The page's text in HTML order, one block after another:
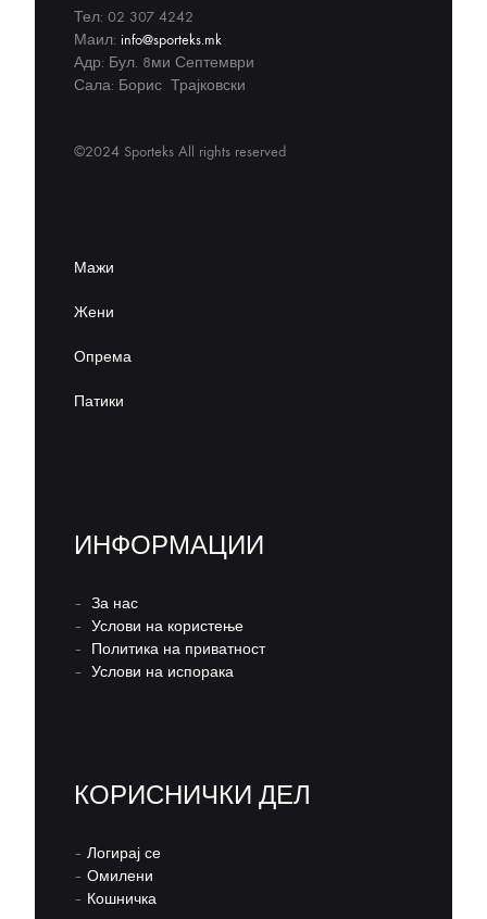
Тел: 02 307 4242
Маил: info@sporteks.mk
Адр: Бул. 8ми Септември
Сала: Борис Трајковски
©2024 Sporteks All rights reserved
Мажи
Жени
Опрема
Патики
ИНФОРМАЦИИ
– За нас
– Услови на користење
– Политика на приватност
– Услови на испорака
КОРИСНИЧКИ ДЕЛ
– Логирај се
– Омилени
– Кошничка